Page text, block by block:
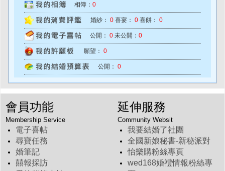
相簿： 0
婚紗： 0 喜宴： 0 喜餅： 0
公開： 0 未公開： 0
願望： 0
公開： 0
會員功能
Membership Service
電子喜帖
尋寶任務
婚筆記
囍報採訪
延伸服務
Community Websit
我要結婚了社團
全國新娘秘書-新秘派對
怡樂購粉絲專頁
wed168婚禮情報粉絲專